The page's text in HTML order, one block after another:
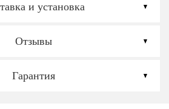
и установка
Отзывы
Гарантия